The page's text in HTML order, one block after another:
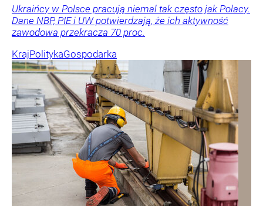
Ukraińcy w Polsce pracują niemal tak często jak Polacy.
Dane NBP, PIE i UW potwierdzają, że ich aktywność
zawodowa przekracza 70 proc.
KrajPolitykaGospodarka